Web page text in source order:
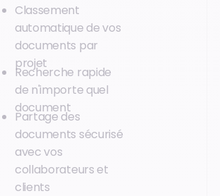
Classement
automatique de vos
documents par
projet
Recherche rapide
de n'importe quel
document
Partage des
documents sécurisé
avec vos
collaborateurs et
clients